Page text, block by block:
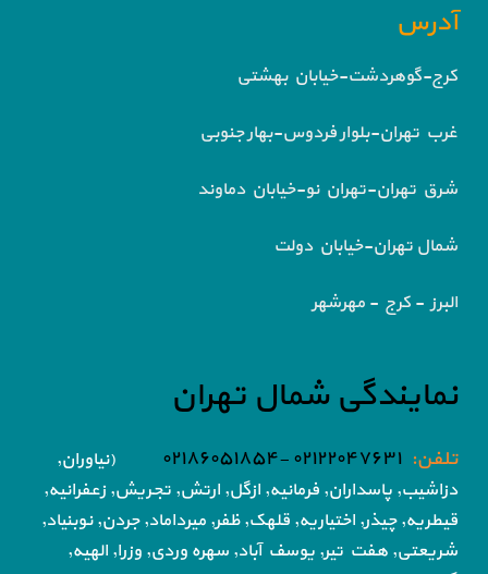
آدرس
کرج-گوهردشت-خیابان بهشتی
غرب تهران-بلوار فردوس-بهار جنوبی
شرق تهران-تهران نو-خیابان دماوند
شمال تهران-خیابان دولت
البرز - کرج - مهرشهر
نمایندگی شمال تهران
تلفن: ۰۲۱۲۲۰۴۷۶۳۱ -۰۲۱۸۶۰۵۱۸۵۴
(نیاوران,
دزاشیب, پاسداران, فرمانیه, ازگل, ارتش, تجریش, زعفرانیه,
قیطریه, چیذر, اختیاریه, قلهک, ظفر, میرداماد, جردن, نوبنیاد,
شریعتی, هفت تیر, یوسف آباد, سهره وردی, وزرا, الهیه,